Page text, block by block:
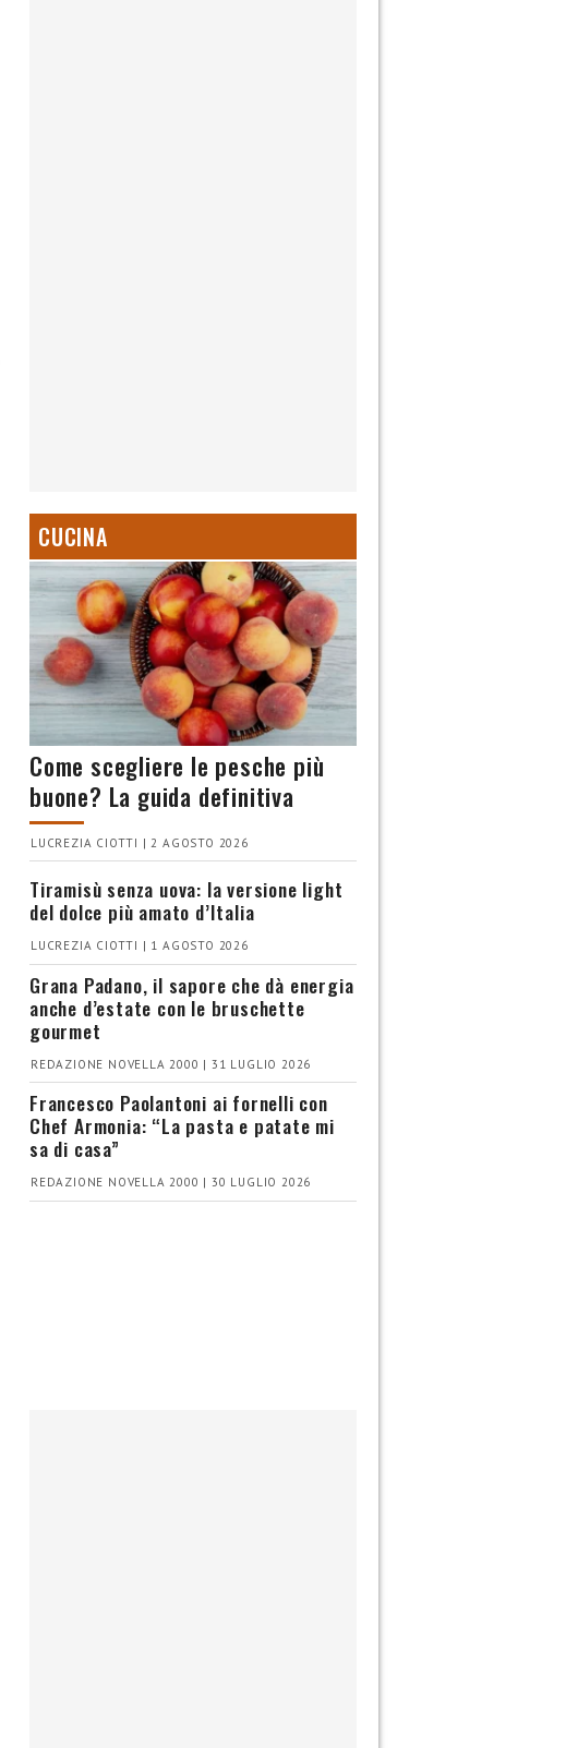
CUCINA
Come scegliere le pesche più
buone? La guida definitiva
LUCREZIA CIOTTI | 2 AGOSTO 2026
Tiramisù senza uova: la versione light
del dolce più amato d’Italia
LUCREZIA CIOTTI | 1 AGOSTO 2026
Grana Padano, il sapore che dà energia
anche d’estate con le bruschette
gourmet
REDAZIONE NOVELLA 2000 | 31 LUGLIO 2026
Francesco Paolantoni ai fornelli con
Chef Armonia: “La pasta e patate mi
sa di casa”
REDAZIONE NOVELLA 2000 | 30 LUGLIO 2026